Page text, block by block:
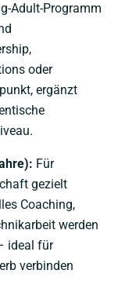
Adult-Programm
oder
ergänzt
Für
gezielt
Coaching,
werden
ideal für
verbinden